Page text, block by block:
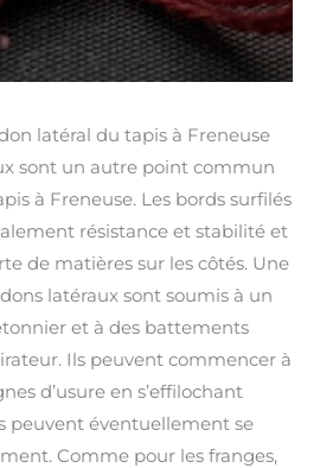
latéral du tapis à Freneuse
sont un autre point commun
à Freneuse. Les bords surfilés
résistance et stabilité et
de matières sur les côtés. Une
latéraux sont soumis à un
et à des battements
Ils peuvent commencer à
d’usure en s’effilochant
peuvent éventuellement se
Comme pour les franges,